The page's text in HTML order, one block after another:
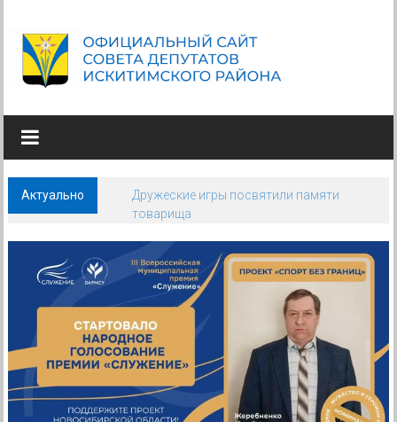
content
СОВЕТ
ДЕПУТАТОВ
ИСКИТИМСКОГО
РАЙОНА
ОБЛАСТИ
Актуально
Дружеские игры посвятили памяти
товарища